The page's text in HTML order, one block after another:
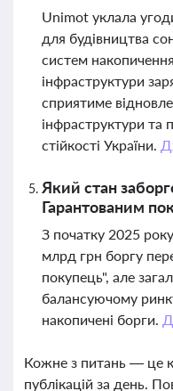
Unimot уклала
для будівництва
систем
інфраструктури
сприятиме
інфраструктури та
стійкості України.
Який стан
Гарантованим
З початку 2025
млрд грн боргу
покупець", але
балансуючому
накопичені борги.
Кожне з питань — це
публікацій за день.